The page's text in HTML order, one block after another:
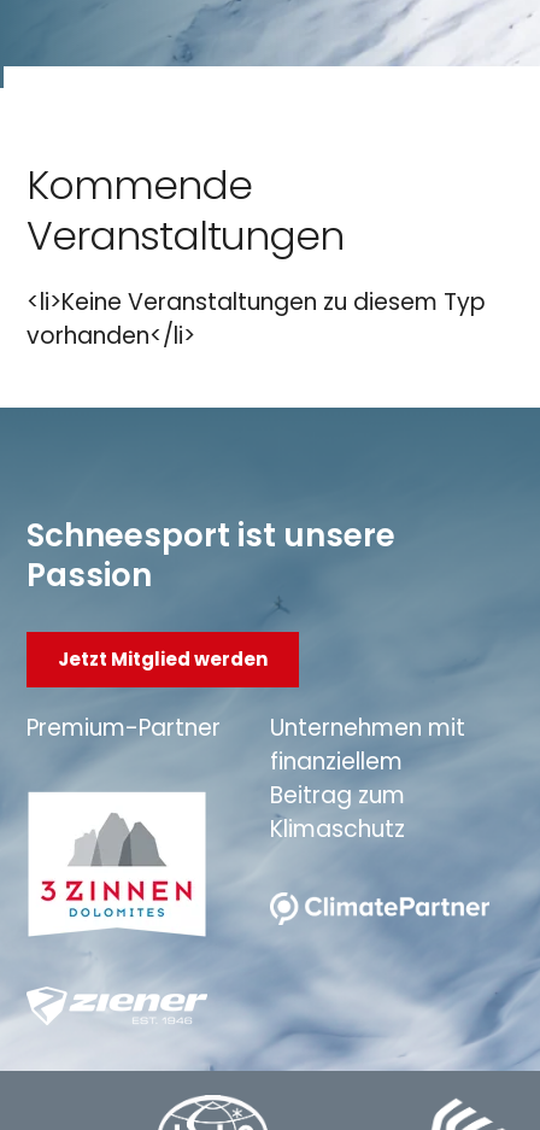
Kommende
Veranstaltungen
<li>Keine Veranstaltungen zu diesem Typ
vorhanden</li>
Schneesport ist unsere
Passion
Jetzt Mitglied werden
Premium-Partner
Unternehmen mit
finanziellem
Beitrag zum
Klimaschutz